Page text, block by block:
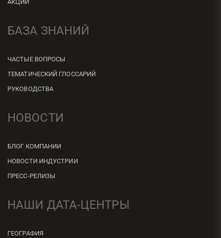
АКЦИИ
БАЗА ЗНАНИЙ
ЧАСТЫЕ ВОПРОСЫ
ТЕМАТИЧЕСКИЙ ГЛОССАРИЙ
РУКОВОДСТВА
НОВОСТИ
БЛОГ КОМПАНИИ
НОВОСТИ ИНДУСТРИИ
ПРЕСС-РЕЛИЗЫ
НАШИ ДАТА-ЦЕНТРЫ
ГЕОГРАФИЯ